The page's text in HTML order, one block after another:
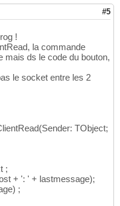
#5
!
la commande
mais ds le code du bouton,
le socket entre les 2
TObject;
;
+ ': ' + lastmessage);
;